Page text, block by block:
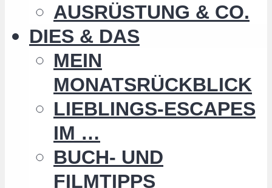
AUSRÜSTUNG & CO.
DIES & DAS
MEIN
MONATSRÜCKBLICK
LIEBLINGS-ESCAPES
IM …
BUCH- UND
FILMTIPPS